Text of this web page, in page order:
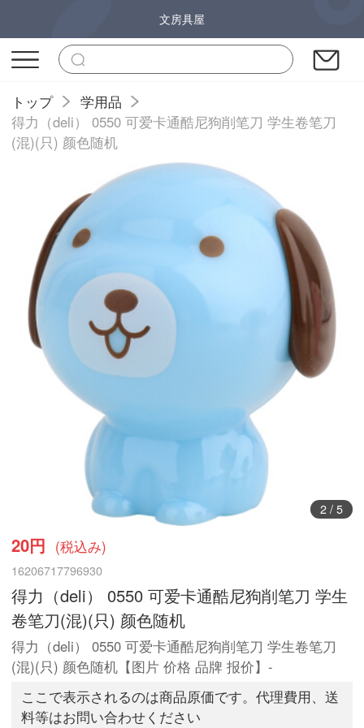
文房具屋
トップ
学用品
得力（deli） 0550 可爱卡通酷尼狗削笔刀 学生卷笔刀
(混)(只) 颜色随机
2/ 5
20円 (税込み)
16206717796930
得力（deli） 0550 可爱卡通酷尼狗削笔刀 学生
卷笔刀(混)(只) 颜色随机
得力（deli） 0550 可爱卡通酷尼狗削笔刀 学生卷笔刀
(混)(只) 颜色随机【图片 价格 品牌 报价】-
ここで表示されるのは商品原価です。代理費用、送
料等はお問い合わせください